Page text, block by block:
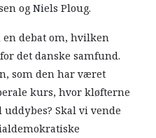
og Niels Ploug.
en debat om, hvilken
det danske samfund.
som den har været
kurs, hvor kløfterne
Skal vi vende